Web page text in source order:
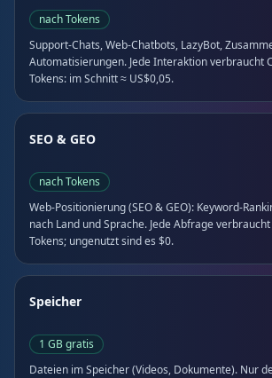
nach Tokens
Support-Chats, Web-Chatbots, LazyBot,
Automatisierungen. Jede Interaktion verbraucht
Tokens: im Schnitt ≈ US$0,05.
SEO & GEO
nach Tokens
Web-Positionierung (SEO & GEO): Keyword-
nach Land und Sprache. Jede Abfrage
Tokens; ungenutzt sind es $0.
Speicher
1 GB gratis
Dateien im Speicher (Videos, Dokumente). Nur